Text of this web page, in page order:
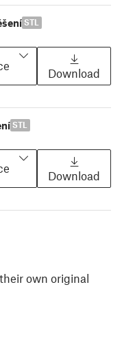
STL
Download
STL
Download
own original